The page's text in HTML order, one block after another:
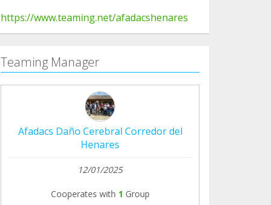
https://www.teaming.net/afadacshenares
Teaming Manager
Afadacs Daño Cerebral Corredor del
Henares
12/01/2025
Cooperates with 1 Group